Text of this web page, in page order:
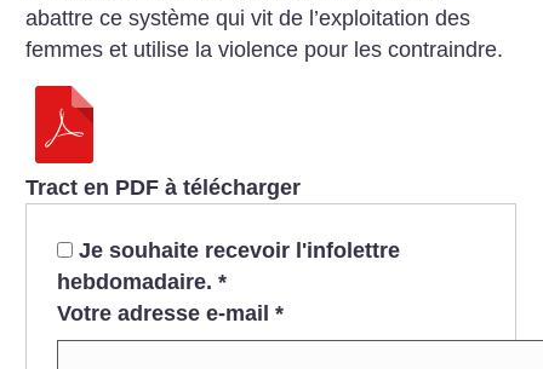
abattre ce système qui vit de l’exploitation des
femmes et utilise la violence pour les contraindre.
Tract en PDF à télécharger
Je souhaite recevoir l'infolettre
hebdomadaire. *
Votre adresse e-mail *